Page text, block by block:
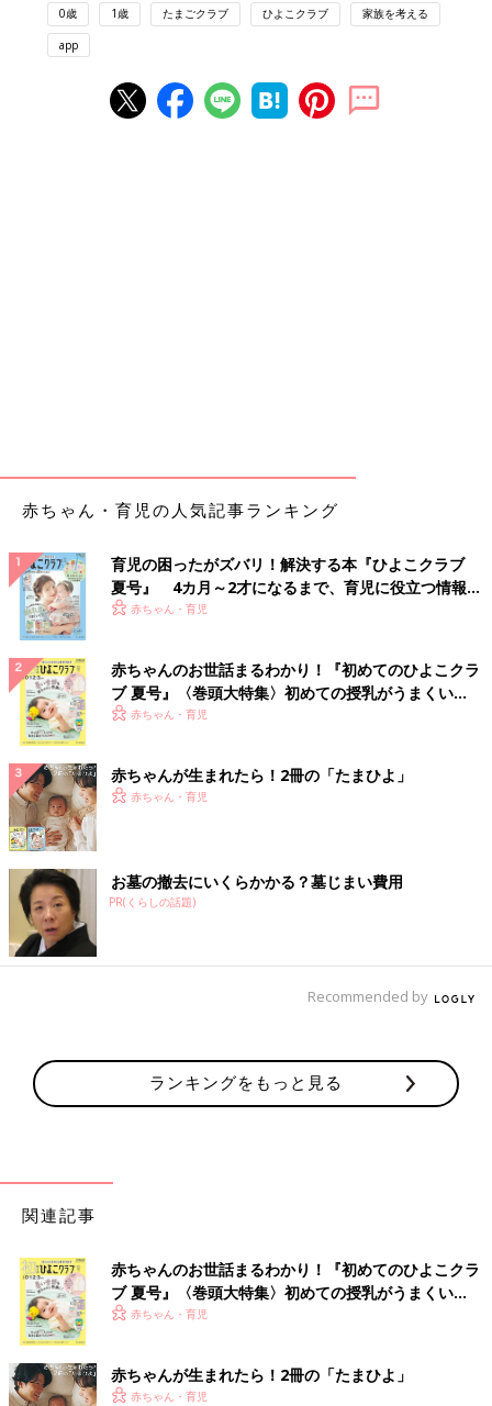
や家族の様子、長男の成長と育児、第２子を迎
えるまでを聞きました。
大学病院を受診したときの「出産おめでとう」がう
れしかった
子と同じ病気とわかったひとみさん。幸せに育ててみせるという
決意あっての妊娠、出産でしたが、検査結果にはショックもあっ
「いざ、2人目も…といわれると、やはりモヤモヤ悩んだりし
て…。でも、検査のために入院したときの主治医の先生の第一声
が『出産おめでとう！』だったんですよ。それがすごくうれしく
て覚悟が決まりました」（ひとみさん）
入院することも前提に、ひとみさんの夫は3カ月の
準備。すでに生活上の注意点は心得ていることから、長男のとき
と比べ入院期間も短くすみ、家族4人の生活が始まりました。
「上の子と比べて、治療用ミルクの飲み具合はいまいちで。食の
好みにも個性があるのを感じました。下の子は今、食べるのが大
好き。上の子よりも食の興味が強いので、タンパク質の味をおぼ
えさせないようにするのが大変ですね。
それでも、きょうだい同じように治療用ミルク、タンパク質制限
の食事を考えることができるのは、よかったのかもしれません。
タンパク質の少ないおかしをお互いにつまみ食いし合っている姿
SNSや親の会で情報収集や交流。自分もわが子や同
じ病気の親子の役に立ちたい
県内のPKU家族で集まったとき
0歳 1歳 たまごクラブ ひよこクラブ 家族を考える
app
赤ちゃん・育児の人気記事ランキング
育児の困ったがズバリ！解決する本『ひよこクラブ
夏号』 4カ月～2才になるまで、育児に役立つ情報が
いっぱい！
赤ちゃん・育児
赤ちゃんのお世話まるわかり！『初めてのひよこクラ
ブ 夏号』〈巻頭大特集〉初めての授乳がうまくい
く！ おっぱい・ミルクの基本と夏のトラブル 解決テ
赤ちゃん・育児
赤ちゃんが生まれたら！2冊の「たまひよ」
赤ちゃん・育児
お墓の撤去にいくらかかる？墓じまい費用
PR(くらしの話題)
Recommended by
ランキングをもっと見る
関連記事
赤ちゃんのお世話まるわかり！『初めてのひよこクラ
ブ 夏号』〈巻頭大特集〉初めての授乳がうまくい
く！ おっぱい・ミルクの基本と夏のトラブル 解決テ
赤ちゃん・育児
赤ちゃんが生まれたら！2冊の「たまひよ」
赤ちゃん・育児